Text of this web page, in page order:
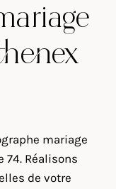
mariage
74. Réalisons
de votre